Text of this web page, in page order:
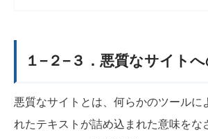
１−２−３．悪質なサイト
悪質なサイトとは、何らかのツールに
れたテキストが詰め込まれた意味をな